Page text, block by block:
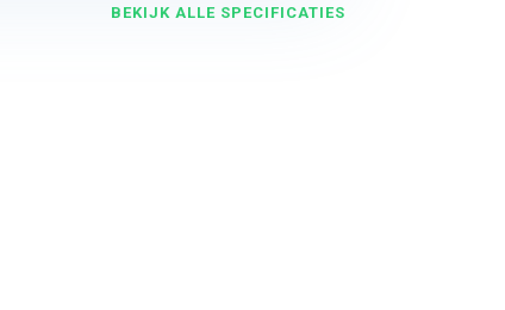
BEKIJK ALLE SPECIFICATIES